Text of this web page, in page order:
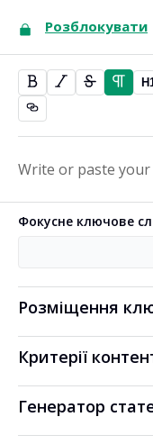
Розблокувати
Фокусне ключове
Розміщення
Критерії
Генератор